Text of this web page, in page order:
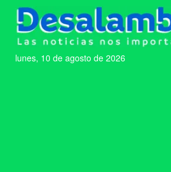
lunes, 10 de agosto de 2026